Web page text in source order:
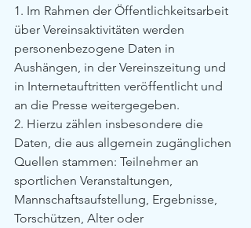
1. Im Rahmen der Öffentlichkeitsarbeit
über Vereinsaktivitäten werden
personenbezogene Daten in
Aushängen, in der Vereinszeitung und
in Internetauftritten veröffentlicht und
an die Presse weitergegeben.
2. Hierzu zählen insbesondere die
Daten, die aus allgemein zugänglichen
Quellen stammen: Teilnehmer an
sportlichen Veranstaltungen,
Mannschaftsaufstellung, Ergebnisse,
Torschützen, Alter oder